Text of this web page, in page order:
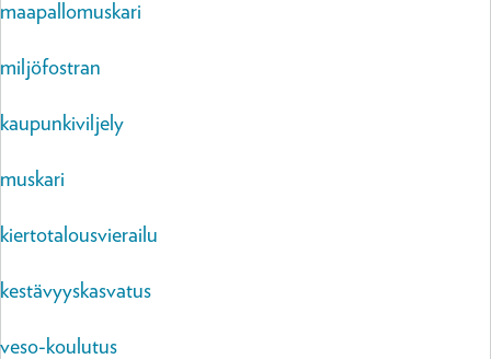
maapallomuskari
miljöfostran
kaupunkiviljely
muskari
kiertotalousvierailu
kestävyyskasvatus
veso-koulutus